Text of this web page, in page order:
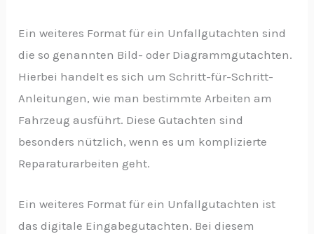
Ein weiteres Format für ein Unfallgutachten sind
die so genannten Bild- oder Diagrammgutachten.
Hierbei handelt es sich um Schritt-für-Schritt-
Anleitungen, wie man bestimmte Arbeiten am
Fahrzeug ausführt. Diese Gutachten sind
besonders nützlich, wenn es um komplizierte
Reparaturarbeiten geht.
Ein weiteres Format für ein Unfallgutachten ist
das digitale Eingabegutachten. Bei diesem